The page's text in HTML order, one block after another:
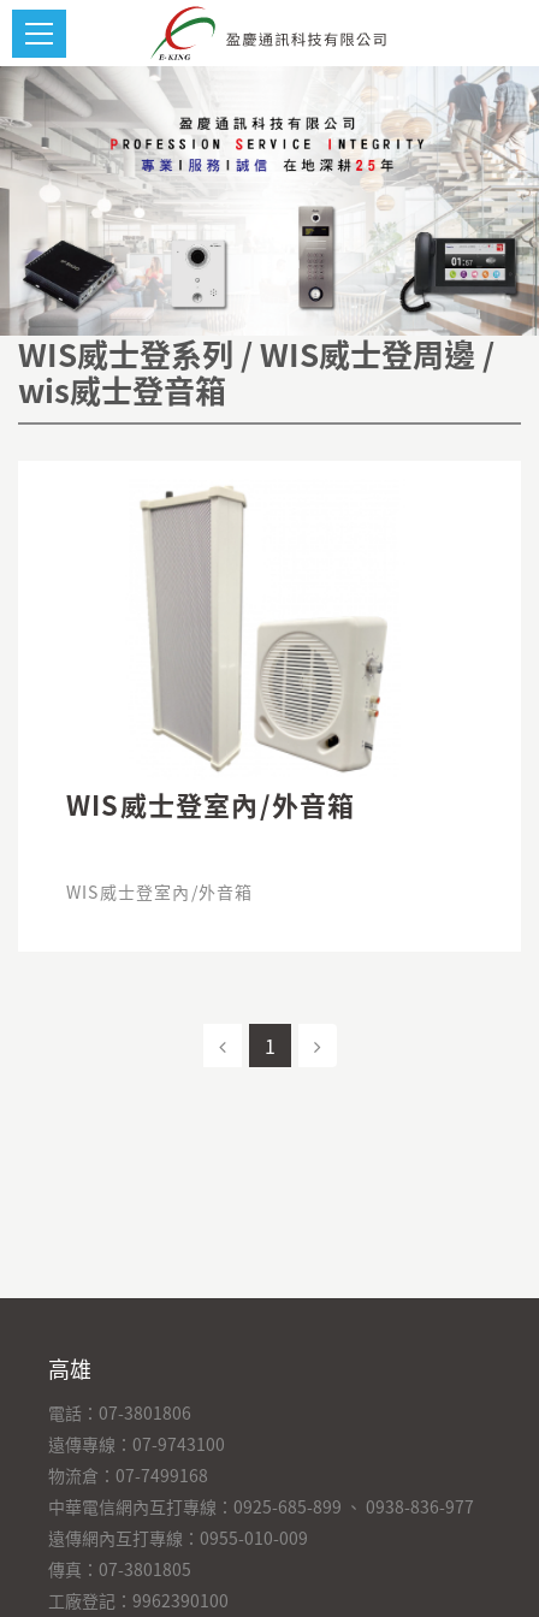
WIS威士登系列 / WIS威士登周邊 /
wis威士登音箱
WIS威士登室內/外音箱
WIS威士登室內/外音箱
1
高雄
電話：07-3801806
遠傳專線：07-9743100
物流倉：07-7499168
中華電信網內互打專線：0925-685-899 、 0938-836-977
遠傳網內互打專線：0955-010-009
傳真：07-3801805
工廠登記：9962390100